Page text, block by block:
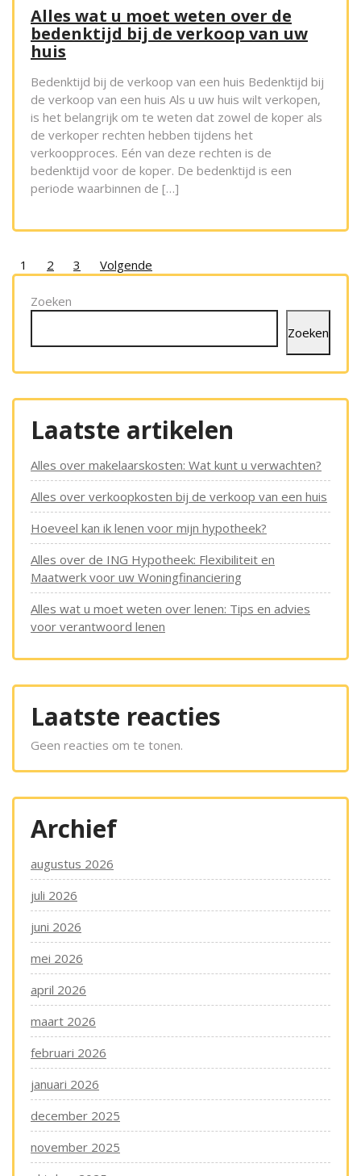
Alles wat u moet weten over de
bedenktijd bij de verkoop van uw
huis
Bedenktijd bij de verkoop van een huis Bedenktijd bij
de verkoop van een huis Als u uw huis wilt verkopen,
is het belangrijk om te weten dat zowel de koper als
de verkoper rechten hebben tijdens het
verkoopproces. Eén van deze rechten is de
bedenktijd voor de koper. De bedenktijd is een
periode waarbinnen de […]
Posts
pagination
1 2 3 Volgende
Zoeken
Zoeken
Laatste artikelen
Alles over makelaarskosten: Wat kunt u verwachten?
Alles over verkoopkosten bij de verkoop van een huis
Hoeveel kan ik lenen voor mijn hypotheek?
Alles over de ING Hypotheek: Flexibiliteit en
Maatwerk voor uw Woningfinanciering
Alles wat u moet weten over lenen: Tips en advies
voor verantwoord lenen
Laatste reacties
Geen reacties om te tonen.
Archief
augustus 2026
juli 2026
juni 2026
mei 2026
april 2026
maart 2026
februari 2026
januari 2026
december 2025
november 2025